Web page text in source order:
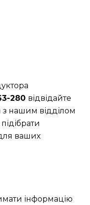
280 відвідайте
з нашим відділом
ваших
інформацію